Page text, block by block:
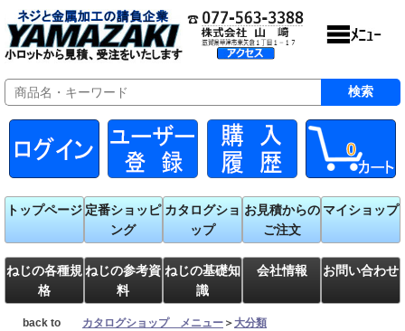
0
トップページ 定番ショッピ
ング
カタログショ
ップ
お見積からの
ご注文
マイショップ
ねじの各種規
格
ねじの参考資
料
ねじの基礎知
識
会社情報 お問い合わせ
back to カタログショップ メニュー ＞大分類